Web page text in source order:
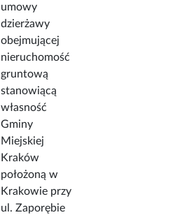
umowy
dzierżawy
obejmującej
nieruchomość
gruntową
stanowiącą
własność
Gminy
Miejskiej
Kraków
położoną w
Krakowie przy
ul. Zaporębie